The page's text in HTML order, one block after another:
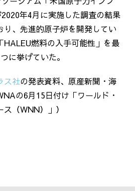
年4月に実施した調査の結果
り、先進的原子炉を開発してい
HALEU燃料の入手可能性」を最
に挙げていた。
ス社の発表資料、原産新聞・海
の6月15日付け「ワールド・
（WNN）」）